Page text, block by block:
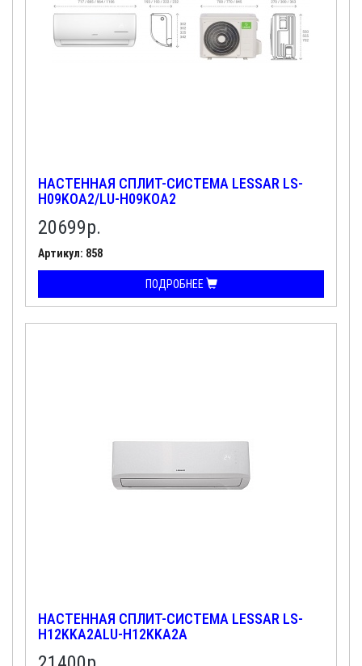
НАСТЕННАЯ СПЛИТ-СИСТЕМА LESSAR LS-
H09KOA2/LU-H09KOA2
20699р.
Артикул: 858
ПОДРОБНЕЕ
НАСТЕННАЯ СПЛИТ-СИСТЕМА LESSAR LS-
H12KKA2ALU-H12KKA2A